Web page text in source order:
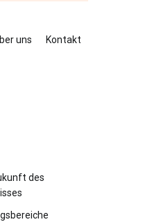
uns Kontakt
des